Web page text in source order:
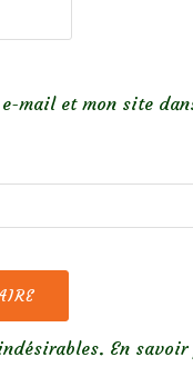
mail et mon site
En